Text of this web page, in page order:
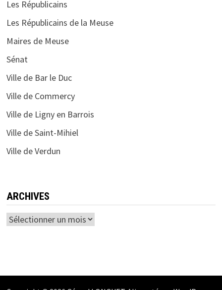
Les Républicains
Les Républicains de la Meuse
Maires de Meuse
Sénat
Ville de Bar le Duc
Ville de Commercy
Ville de Ligny en Barrois
Ville de Saint-Mihiel
Ville de Verdun
ARCHIVES
Archives